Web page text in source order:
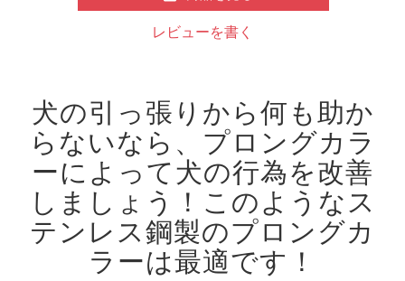
レビューを書く
犬の引っ張りから何も助か
らないなら、プロングカラ
ーによって犬の行為を改善
しましょう！ このようなス
テンレス鋼製のプロングカ
ラーは最適です！